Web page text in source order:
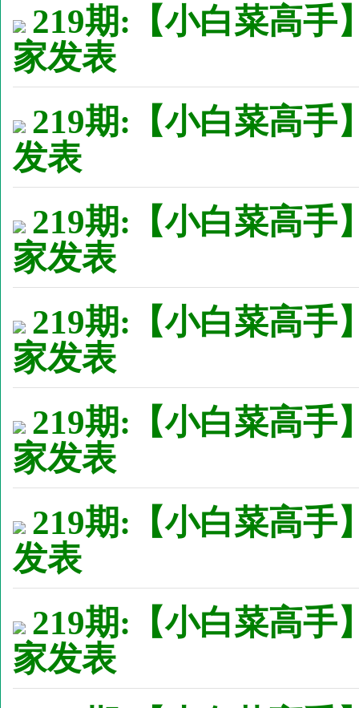
219期:【小白菜高手
家发表
219期:【小白菜高手
发表
219期:【小白菜高手
家发表
219期:【小白菜高手
家发表
219期:【小白菜高手
家发表
219期:【小白菜高手
发表
219期:【小白菜高手
家发表